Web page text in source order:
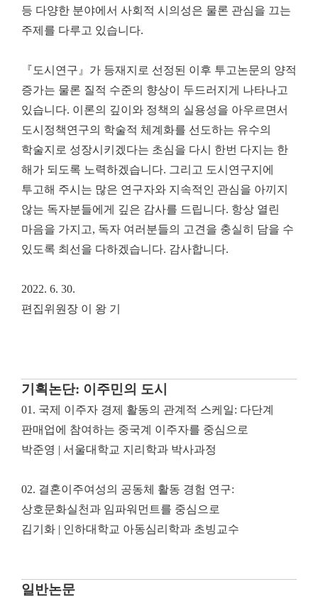
등 다양한 분야에서 사회적 시의성은 물론 관심을 끄는
주제를 다루고 있습니다.
『 도시연구 』 가 등재지로 선정된 이후 투고논문의 양적
증가는 물론 질적 수준의 향상이 두드러지게 나타나고
있습니다. 이론의 깊이와 정책의 실용성을 아우르면서
도시정책연구의 학술적 체계화를 선도하는 유수의
학술지로 성장시키겠다는 초심을 다시 한번 다지는 한
해가 되도록 노력하겠습니다. 그리고 도시연구지에
투고해 주시는 많은 연구자와 지속적인 관심을 아끼지
않는 독자분들에게 깊은 감사를 드립니다. 항상 열린
마음을 가지고, 독자 여러분들의 고견을 충실히 담을 수
있도록 최선을 다하겠습니다. 감사합니다.
2022. 6. 30.
편집위원장 이 왕 기
기획논단: 이주민의 도시
01. 국제 이주자 경제 활동의 관계적 스케일: 다단계
판매업에 참여하는 중국계 이주자를 중심으로
박준영 | 서울대학교 지리학과 박사과정
02. 결혼이주여성의 공동체 활동 경험 연구:
상호문화실천과 임파워먼트를 중심으로
김기화 | 인하대학교 아동심리학과 초빙교수
일반논문